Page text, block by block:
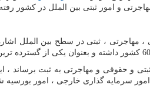
و امور ثبتی بین الملل در کشور
مهاجرتی ، ثبتی در سطح بین الملل
سرمایه گذاری خارجی ، امور بورسیه